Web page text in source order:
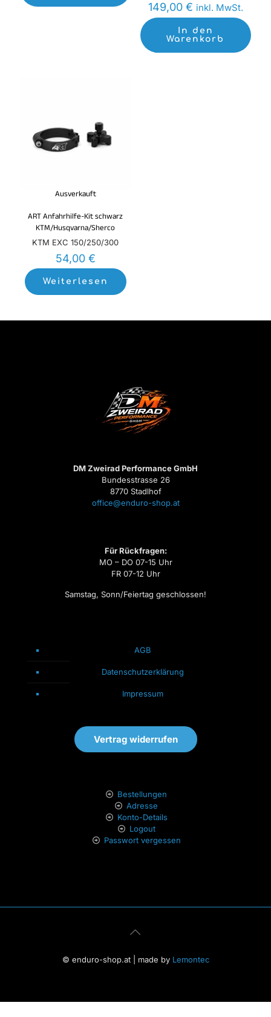
149,00 € inkl. MwSt.
In den
Warenkorb
Ausverkauft
ART Anfahrhilfe-Kit schwarz
KTM/Husqvarna/Sherco
KTM EXC 150/250/300
54,00 €
Weiterlesen
DM Zweirad Performance GmbH
Bundesstrasse 26
8770 Stadlhof
office@enduro-shop.at
Für Rückfragen:
MO – DO 07-15 Uhr
FR 07-12 Uhr
Samstag, Sonn/Feiertag geschlossen!
AGB
Datenschutzerklärung
Impressum
Vertrag widerrufen
Bestellungen
Adresse
Konto-Details
Logout
Passwort vergessen
© enduro-shop.at | made by Lemontec